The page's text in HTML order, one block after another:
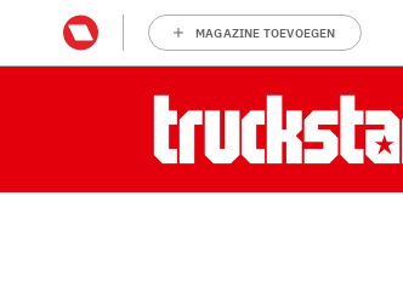
MAGAZINE TOEVOEGEN